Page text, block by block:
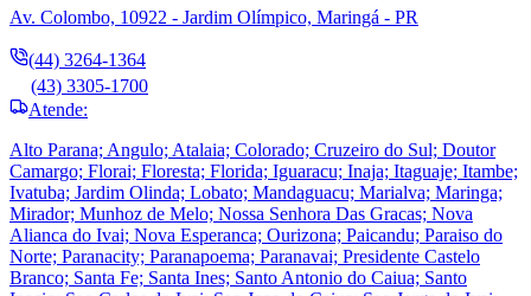
Av. Colombo, 10922 - Jardim Olímpico, Maringá - PR
(44) 3264-1364
(43) 3305-1700
Atende:
Alto Parana; Angulo; Atalaia; Colorado; Cruzeiro do Sul; Doutor
Camargo; Florai; Floresta; Florida; Iguaracu; Inaja; Itaguaje; Itambe;
Ivatuba; Jardim Olinda; Lobato; Mandaguacu; Marialva; Maringa;
Mirador; Munhoz de Melo; Nossa Senhora Das Gracas; Nova
Alianca do Ivai; Nova Esperanca; Ourizona; Paicandu; Paraiso do
Norte; Paranacity; Paranapoema; Paranavai; Presidente Castelo
Branco; Santa Fe; Santa Ines; Santo Antonio do Caiua; Santo